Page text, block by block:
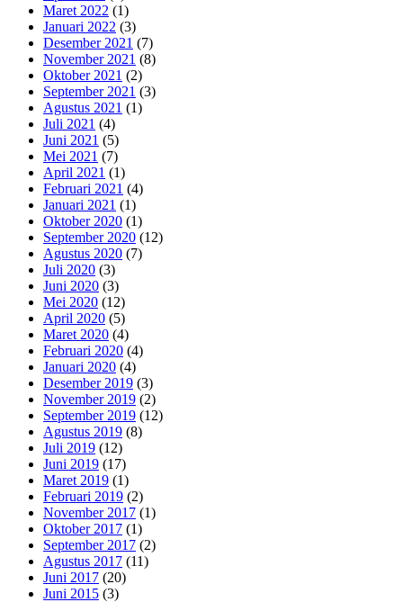
Maret 2022 (1)
Januari 2022 (3)
Desember 2021 (7)
November 2021 (8)
Oktober 2021 (2)
September 2021 (3)
Agustus 2021 (1)
Juli 2021 (4)
Juni 2021 (5)
Mei 2021 (7)
April 2021 (1)
Februari 2021 (4)
Januari 2021 (1)
Oktober 2020 (1)
September 2020 (12)
Agustus 2020 (7)
Juli 2020 (3)
Juni 2020 (3)
Mei 2020 (12)
April 2020 (5)
Maret 2020 (4)
Februari 2020 (4)
Januari 2020 (4)
Desember 2019 (3)
November 2019 (2)
September 2019 (12)
Agustus 2019 (8)
Juli 2019 (12)
Juni 2019 (17)
Maret 2019 (1)
Februari 2019 (2)
November 2017 (1)
Oktober 2017 (1)
September 2017 (2)
Agustus 2017 (11)
Juni 2017 (20)
Juni 2015 (3)